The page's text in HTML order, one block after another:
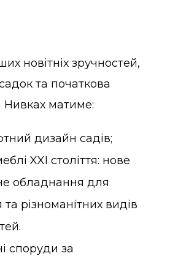
новітніх зручностей,
та початкова
матиме:
дизайн садів;
XXI століття: нове
обладнання для
різноманітних видів
споруди за